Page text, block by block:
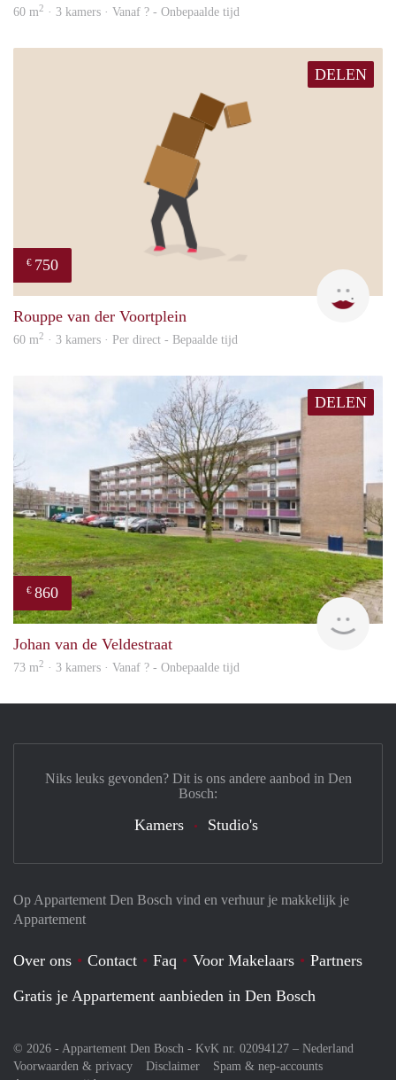
60 m2 · 3 kamers · Vanaf ? - Onbepaalde tijd
DELEN
€ 750
Rouppe van der Voortplein
60 m2 · 3 kamers · Per direct - Bepaalde tijd
DELEN
€ 860
Johan van de Veldestraat
73 m2 · 3 kamers · Vanaf ? - Onbepaalde tijd
Op Appartement Den Bosch vind en verhuur je makkelijk je
Appartement
Over ons Contact Faq Voor Makelaars
Partners
Gratis je Appartement aanbieden in Den Bosch
© 2026 - Appartement Den Bosch - KvK nr. 02094127 – Nederland
Voorwaarden & privacy
Disclaimer
Spam & nep-accounts
Niks leuks gevonden? Dit is ons andere aanbod in Den
Bosch:
Kamers Studio's